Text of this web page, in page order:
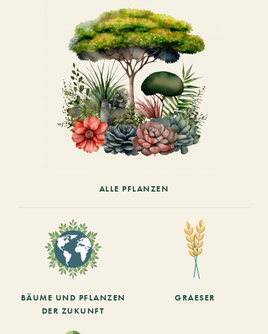
ALLE PFLANZEN
BÄUME UND PFLANZEN
DER ZUKUNFT
GRAESER